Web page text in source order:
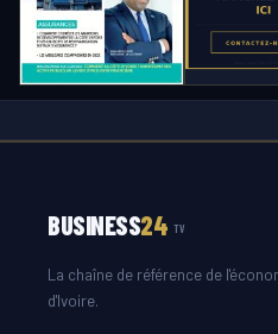
BUSINESS24 TV
La chaîne de référence de
d'Ivoire.